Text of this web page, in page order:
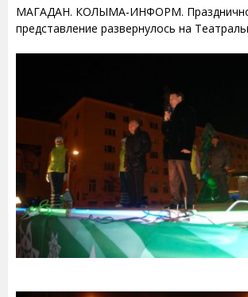
МАГАДАН. КОЛЫМА-ИНФОРМ.
представление развернулось на